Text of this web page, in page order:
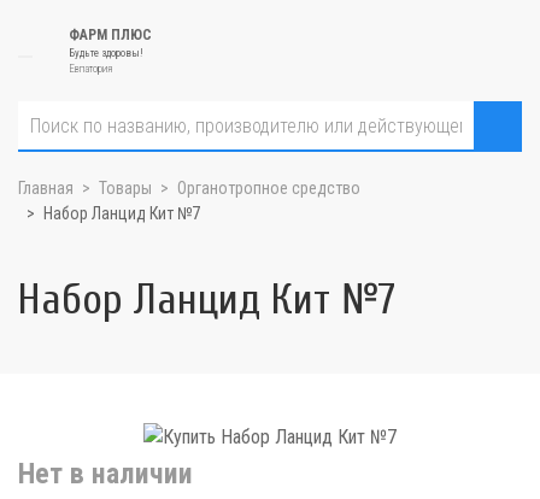
ФАРМ ПЛЮС
Будьте здоровы!
Евпатория
Главная Товары
Органотропное средство
Набор Ланцид Кит №7
Набор Ланцид Кит №7
Нет в наличии